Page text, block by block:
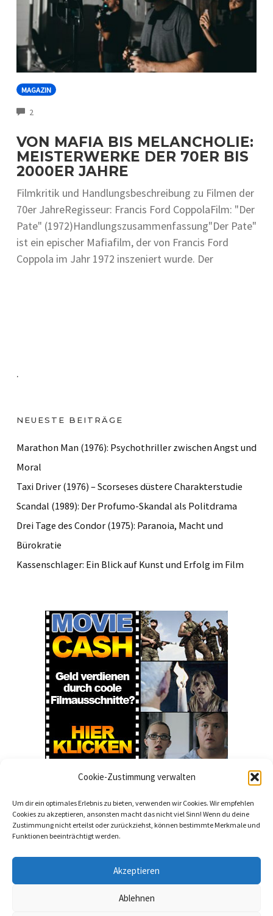
Cookie-Zustimmung verwalten
Um dir ein optimales Erlebnis zu bieten, verwenden wir Cookies. Wir empfehlen
Cookies zu akzeptieren, ansonsten macht das nicht viel Sinn! Wenn du deine
Zustimmung nicht erteilst oder zurückziehst, können bestimmte Merkmale und
Funktionen beeinträchtigt werden.
Akzeptieren
Ablehnen
MAGAZIN
2
VON MAFIA BIS MELANCHOLIE:
MEISTERWERKE DER 70ER BIS
2000ER JAHRE
Filmkritik und Handlungsbeschreibung zu Filmen der
70er JahreRegisseur: Francis Ford CoppolaFilm: "Der
Pate" (1972)Handlungszusammenfassung"Der Pate"
ist ein epischer Mafiafilm, der von Francis Ford
Coppola im Jahr 1972 inszeniert wurde. Der
.
NEUESTE BEITRÄGE
Marathon Man (1976): Psychothriller zwischen Angst und
Moral
Taxi Driver (1976) – Scorseses düstere Charakterstudie
Scandal (1989): Der Profumo-Skandal als Politdrama
Drei Tage des Condor (1975): Paranoia, Macht und
Bürokratie
Kassenschlager: Ein Blick auf Kunst und Erfolg im Film
© 2023. All Rights Reserved.